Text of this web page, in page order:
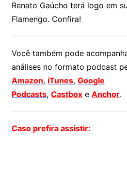
Renato Gaúcho terá logo em
Flamengo. Confira!
Você também pode
análises no formato podcast
Amazon, iTunes, Google
Podcasts, Castboxe Anchor.
Caso prefira assistir: